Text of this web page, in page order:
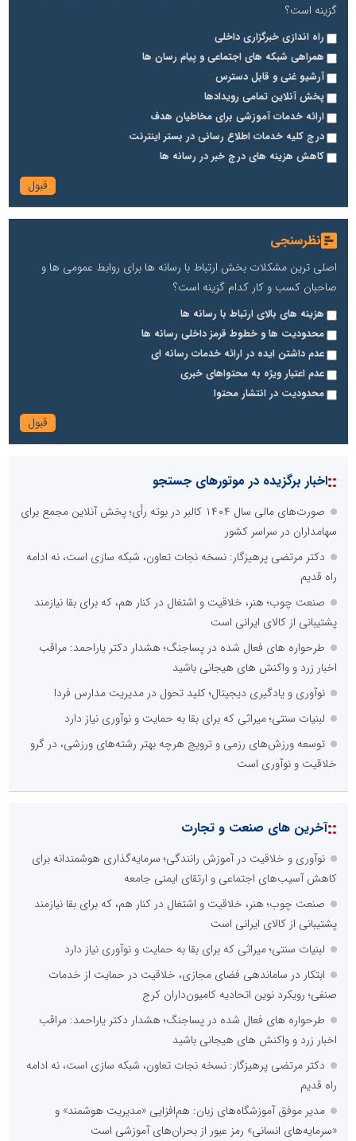
گزینه است؟
راه اندازی خبرگزاری داخلی
همراهی شبکه های اجتماعی و پیام رسان ها
آرشیو غنی و قابل دسترس
پخش آنلاین تمامی رویدادها
ارائه خدمات آموزشی برای مخاطیان هدف
درج کلیه خدمات اطلاع رسانی در بستر اینترنت
کاهش هزینه های درج خبر در رسانه ها
نظرسنجی
اصلی ترین مشکلات بخش ارتباط با رسانه ها برای روابط عمومی ها و
صاحبان کسب و کار کدام گزینه است؟
هزینه های بالای ارتباط با رسانه ها
محدودیت ها و خطوط قرمز داخلی رسانه ها
عدم داشتن ایده در ارائه خدمات رسانه ای
عدم اعتبار ویژه به محتواهای خبری
محدودیت در انتشار محتوا
::اخبار برگزیده در موتورهای جستجو
صورت‌های مالی سال ۱۴۰۴ کالبر در بوته رأی؛ پخش آنلاین مجمع برای
سهامداران در سراسر کشور
دکتر مرتضی پرهیزگار: نسخه نجات تعاون، شبکه سازی است، نه ادامه
راه قدیم
صنعت چوب؛ هنر، خلاقیت و اشتغال در کنار هم، که برای بقا نیازمند
پشتیبانی از کالای ایرانی است
طرحواره های فعال شده در پساجنگ؛ هشدار دکتر یاراحمد: مراقب
اخبار زرد و واکنش های هیجانی باشید
نوآوری و یادگیری دیجیتال؛ کلید تحول در مدیریت مدارس فردا
لبنیات سنتی؛ میراثی که برای بقا به حمایت و نوآوری نیاز دارد
توسعه ورزش‌های رزمی و ترویج هرچه بهتر رشته‌های ورزشی، در گرو
خلاقیت و نوآوری است
::آخرین های صنعت و تجارت
نوآوری و خلاقیت در آموزش رانندگی؛ سرمایه‌گذاری هوشمندانه برای
کاهش آسیب‌های اجتماعی و ارتقای ایمنی جامعه
صنعت چوب؛ هنر، خلاقیت و اشتغال در کنار هم، که برای بقا نیازمند
پشتیبانی از کالای ایرانی است
لبنیات سنتی؛ میراثی که برای بقا به حمایت و نوآوری نیاز دارد
ابتکار در ساماندهی فضای مجازی، خلاقیت در حمایت از خدمات
صنفی؛ رویکرد نوین اتحادیه کامیون‌داران کرج
طرحواره های فعال شده در پساجنگ؛ هشدار دکتر یاراحمد: مراقب
اخبار زرد و واکنش های هیجانی باشید
دکتر مرتضی پرهیزگار: نسخه نجات تعاون، شبکه سازی است، نه ادامه
راه قدیم
مدیر موفق آموزشگاه‌های زبان: هم‌افزایی «مدیریت هوشمند» و
«سرمایه‌های انسانی» رمز عبور از بحران‌های آموزشی است